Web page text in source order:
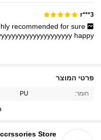
r***3
recommendedforsure
happy
פרטי המוצר
חומר: PU
Store